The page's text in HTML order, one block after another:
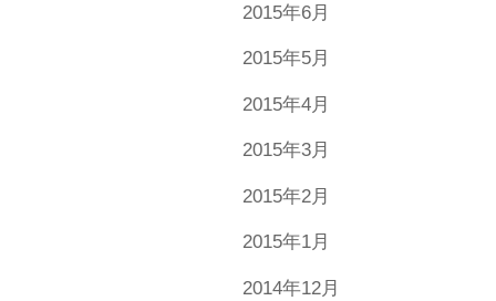
2015年6月
2015年5月
2015年4月
2015年3月
2015年2月
2015年1月
2014年12月